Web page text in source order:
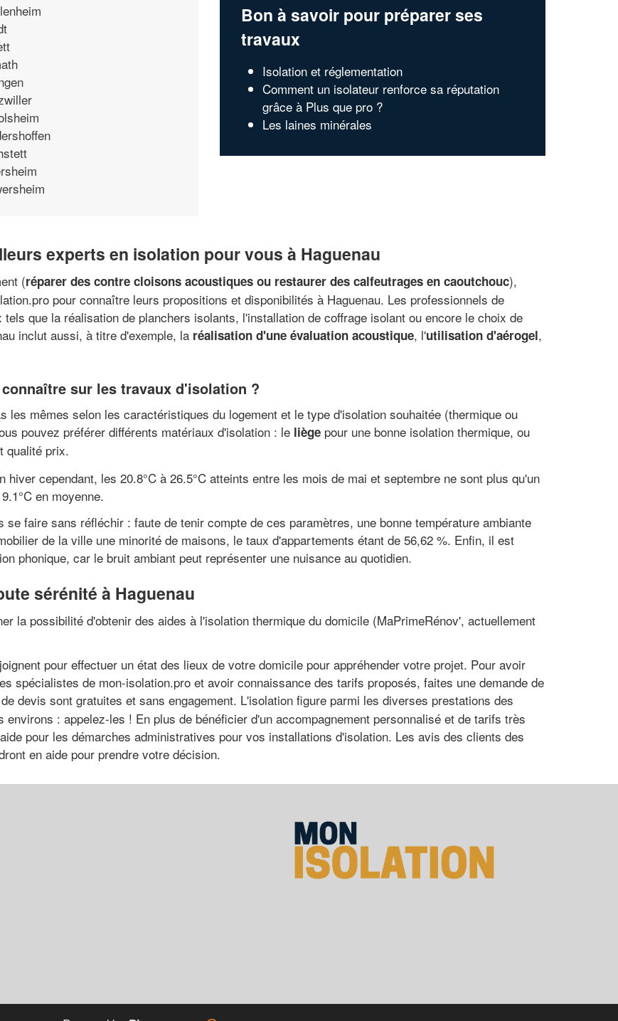
Bon à savoir pour préparer ses
travaux
Isolation et réglementation
Comment un isolateur renforce sa réputation
grâce à Plus que pro ?
Les laines minérales
experts en isolation pour vous à Haguenau
(réparer des contre cloisons acoustiques ou restaurer des calfeutrages en caoutchouc),
pour connaître leurs propositions et disponibilités à Haguenau. Les professionnels de
que la réalisation de planchers isolants, l'installation de coffrage isolant ou encore le choix de
inclut aussi, à titre d'exemple, la réalisation d'une évaluation acoustique, l'utilisation d'aérogel,
sur les travaux d'isolation ?
les mêmes selon les caractéristiques du logement et le type d'isolation souhaitée (thermique ou
pouvez préférer différents matériaux d'isolation : le liège pour une bonne isolation thermique, ou
qualité prix.
cependant, les 20.8°C à 26.5°C atteints entre les mois de mai et septembre ne sont plus qu'un
en moyenne.
faire sans réfléchir : faute de tenir compte de ces paramètres, une bonne température ambiante
de la ville une minorité de maisons, le taux d'appartements étant de 56,62 %. Enfin, il est
phonique, car le bruit ambiant peut représenter une nuisance au quotidien.
sérénité à Haguenau
la possibilité d'obtenir des aides à l'isolation thermique du domicile (MaPrimeRénov', actuellement
pour effectuer un état des lieux de votre domicile pour appréhender votre projet. Pour avoir
spécialistes de mon-isolation.pro et avoir connaissance des tarifs proposés, faites une demande de
devis sont gratuites et sans engagement. L'isolation figure parmi les diverses prestations des
: appelez-les ! En plus de bénéficier d'un accompagnement personnalisé et de tarifs très
pour les démarches administratives pour vos installations d'isolation. Les avis des clients des
en aide pour prendre votre décision.